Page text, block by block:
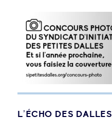
L’ÉCHO DES DALLES